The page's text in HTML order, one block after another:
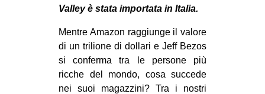
AMBIENTE
ANTIFASCISMO
DIRITTO ALL’ABITARE
MIGRAZIONI
Valley è stata importata in Italia.
Mentre Amazon raggiunge il valore
di un trilione di dollari e Jeff Bezos
si conferma tra le persone più
ricche del mondo, cosa succede
nei suoi magazzini? Tra i nostri